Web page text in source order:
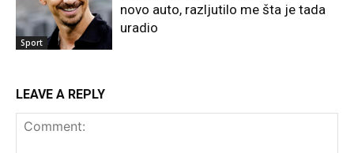
Sport
novo auto, razljutilo me šta je tada
uradio
LEAVE A REPLY